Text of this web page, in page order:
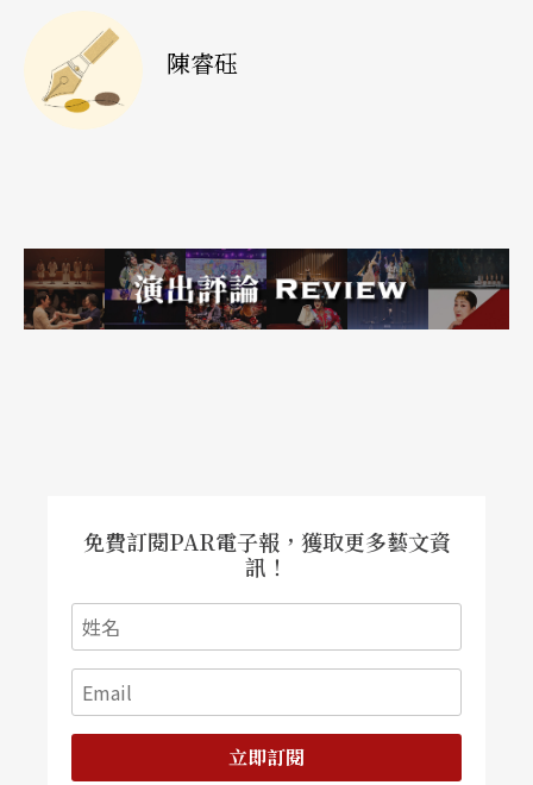
這些都是在日本是相對較難實現的。他也進一步希
望能夠以藝術評論人的身分，將這樣的作品介紹到
日本，藉以改善日本藝術評論的環境與風氣。
陳睿砡
免費訂閱PAR電子報，獲取更多藝文資
訊！
立即訂閱